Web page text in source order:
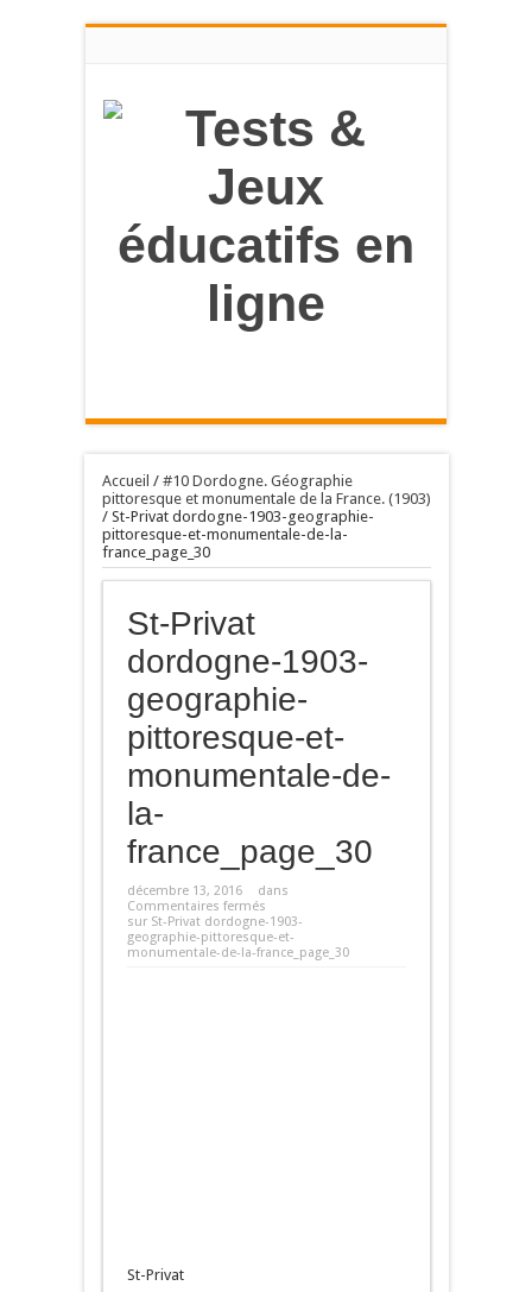
Accueil / #10 Dordogne. Géographie
pittoresque et monumentale de la France. (1903)
/ St-Privat dordogne-1903-geographie-
pittoresque-et-monumentale-de-la-
france_page_30
St-Privat
dordogne-1903-
geographie-
pittoresque-et-
monumentale-de-
la-
france_page_30
décembre 13, 2016
dans
Commentaires fermés
sur St-Privat dordogne-1903-
geographie-pittoresque-et-
monumentale-de-la-france_page_30
St-Privat